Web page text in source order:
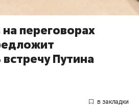
переговорах
Путина